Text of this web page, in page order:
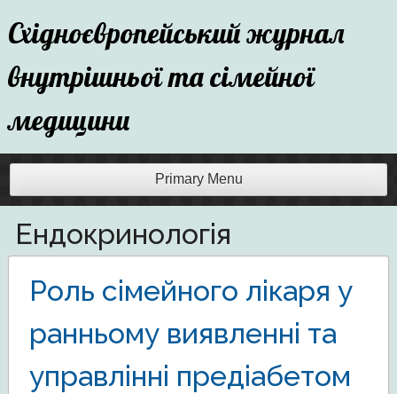
Skip
to
content
Східноєвропейський журнал
внутрішньої та сімейної
медицини
Primary Menu
Ендокринологія
Роль сімейного лікаря у
ранньому виявленні та
управлінні предіабетом